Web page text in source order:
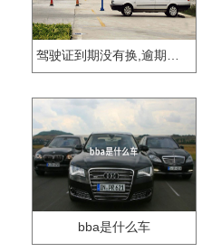
驾驶证到期没有换,逾期怎么办??
bba是什么车